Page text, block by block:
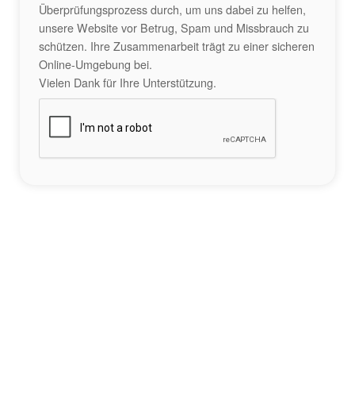
Überprüfungsprozess durch, um uns dabei zu helfen,
unsere Website vor Betrug, Spam und Missbrauch zu
schützen. Ihre Zusammenarbeit trägt zu einer sicheren
Online-Umgebung bei.
Vielen Dank für Ihre Unterstützung.